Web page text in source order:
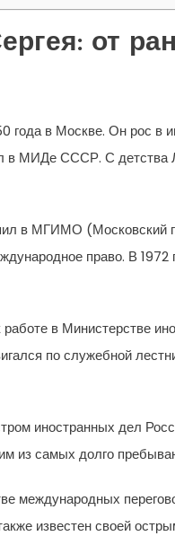
от
года в Москве. Он рос в
в МИДе СССР. С детства
в МГИМО (Московский
право. В
работе в Министерстве
по служебной
иностранных дел
из самых долго
международных
известен своей